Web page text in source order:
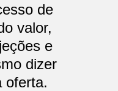
de
valor,
e
dizer
oferta.